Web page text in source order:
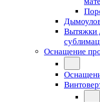
Вытяжки
Оснащение